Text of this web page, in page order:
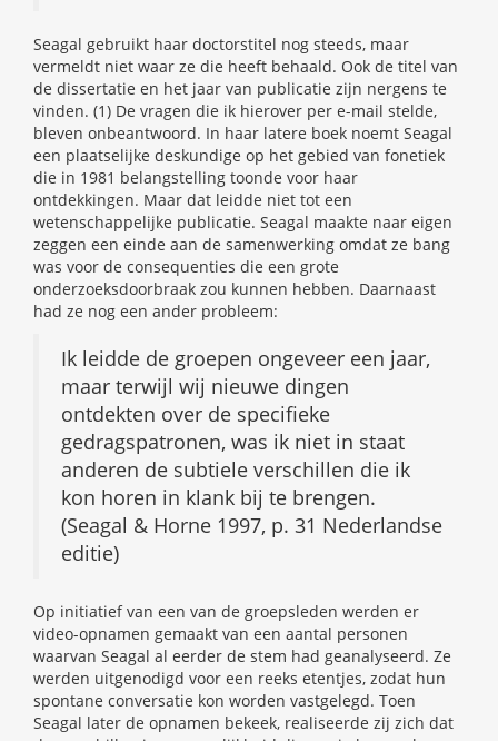
Seagal gebruikt haar doctorstitel nog steeds, maar
vermeldt niet waar ze die heeft behaald. Ook de titel van
de dissertatie en het jaar van publicatie zijn nergens te
vinden. (1) De vragen die ik hierover per e-mail stelde,
bleven onbeantwoord. In haar latere boek noemt Seagal
een plaatselijke deskundige op het gebied van fonetiek
die in 1981 belangstelling toonde voor haar
ontdekkingen. Maar dat leidde niet tot een
wetenschappelijke publicatie. Seagal maakte naar eigen
zeggen een einde aan de samenwerking omdat ze bang
was voor de consequenties die een grote
onderzoeksdoorbraak zou kunnen hebben. Daarnaast
had ze nog een ander probleem:
Ik leidde de groepen ongeveer een jaar,
maar terwijl wij nieuwe dingen
ontdekten over de specifieke
gedragspatronen, was ik niet in staat
anderen de subtiele verschillen die ik
kon horen in klank bij te brengen.
(Seagal & Horne 1997, p. 31 Nederlandse
editie)
Op initiatief van een van de groepsleden werden er
video-opnamen gemaakt van een aantal personen
waarvan Seagal al eerder de stem had geanalyseerd. Ze
werden uitgenodigd voor een reeks etentjes, zodat hun
spontane conversatie kon worden vastgelegd. Toen
Seagal later de opnamen bekeek, realiseerde zij zich dat